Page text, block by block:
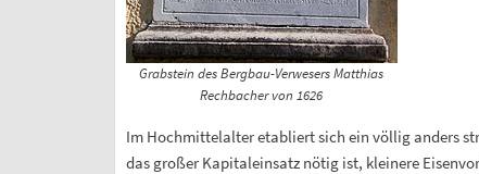
Grabstein des Bergbau-Verwesers Matthias
Rechbacher von 1626
Im Hochmittelalter etabliert sich ein völlig anders
das großer Kapitaleinsatz nötig ist, kleinere